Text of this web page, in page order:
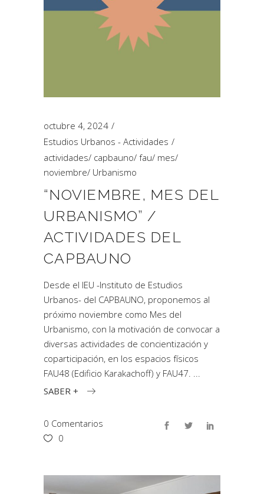
octubre 4, 2024
Estudios Urbanos - Actividades
actividades/ capbauno/ fau/ mes/
noviembre/ Urbanismo
“NOVIEMBRE, MES DEL
URBANISMO” /
ACTIVIDADES DEL
CAPBAUNO
Desde el IEU -Instituto de Estudios
Urbanos- del CAPBAUNO, proponemos al
próximo noviembre como Mes del
Urbanismo, con la motivación de convocar a
diversas actividades de concientización y
coparticipación, en los espacios físicos
FAU48 (Edificio Karakachoff) y FAU47.
SABER +
0 Comentarios
0